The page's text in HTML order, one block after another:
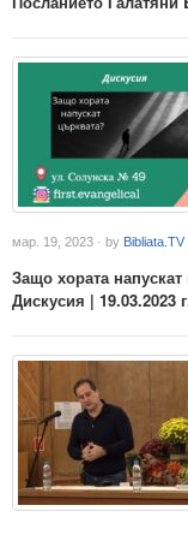
мар. 19, 2023 · by Bibliata.TV
Защо хората
Дискусия | 19.03.2023